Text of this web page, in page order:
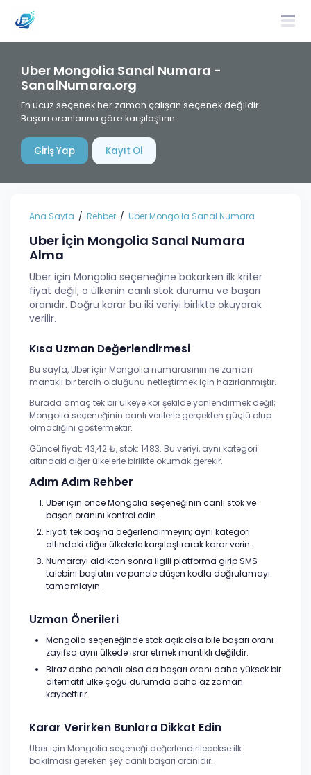
Uber Mongolia Sanal Numara -
SanalNumara.org
En ucuz seçenek her zaman çalışan seçenek değildir.
Başarı oranlarına göre karşılaştırın.
Giriş Yap Kayıt Ol
Ana Sayfa Rehber Uber Mongolia Sanal Numara
Uber İçin Mongolia Sanal Numara
Alma
Uber için Mongolia seçeneğine bakarken ilk kriter
fiyat değil; o ülkenin canlı stok durumu ve başarı
oranıdır. Doğru karar bu iki veriyi birlikte okuyarak
verilir.
Kısa Uzman Değerlendirmesi
Bu sayfa, Uber için Mongolia numarasının ne zaman
mantıklı bir tercih olduğunu netleştirmek için hazırlanmıştır.
Burada amaç tek bir ülkeye kör şekilde yönlendirmek değil;
Mongolia seçeneğinin canlı verilerle gerçekten güçlü olup
olmadığını göstermektir.
Güncel fiyat: 43,42 ₺, stok: 1483. Bu veriyi, aynı kategori
altındaki diğer ülkelerle birlikte okumak gerekir.
Adım Adım Rehber
Uber için önce Mongolia seçeneğinin canlı stok ve
başarı oranını kontrol edin.
Fiyatı tek başına değerlendirmeyin; aynı kategori
altındaki diğer ülkelerle karşılaştırarak karar verin.
Numarayı aldıktan sonra ilgili platforma girip SMS
talebini başlatın ve panele düşen kodla doğrulamayı
tamamlayın.
Uzman Önerileri
Mongolia seçeneğinde stok açık olsa bile başarı oranı
zayıfsa aynı ülkede ısrar etmek mantıklı değildir.
Biraz daha pahalı olsa da başarı oranı daha yüksek bir
alternatif ülke çoğu durumda daha az zaman
kaybettirir.
Karar Verirken Bunlara Dikkat Edin
Uber için Mongolia seçeneği değerlendirilecekse ilk
bakılması gereken şey canlı başarı oranıdır.